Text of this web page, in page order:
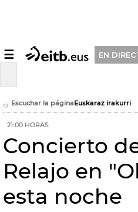
☰ EN
Escuchar la páginaEuskaraz irakurri
21:00 HORAS
Concierto
Relajo en
esta noche